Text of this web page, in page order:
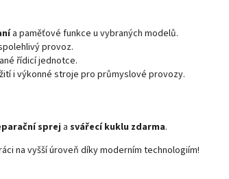
a paměťové funkce u vybraných modelů.
provoz.
řídicí jednotce.
i výkonné stroje pro průmyslové provozy.
sprej a svářecí kuklu zdarma.
na vyšší úroveň díky moderním technologiím!